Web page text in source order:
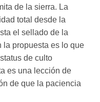
de la sierra. La
total desde la
el sellado de la
la propuesta es lo que
de culto
es una lección de
de que la paciencia